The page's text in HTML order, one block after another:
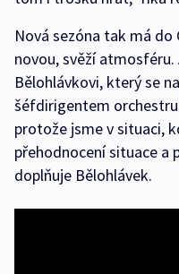
Nová sezóna tak má
novou, svěží
Bělohlávkovi, který se
šéfdirigentem
protože jsme v situaci,
přehodnocení situace a
doplňuje Bělohlávek.